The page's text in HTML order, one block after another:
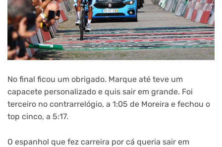
No final ficou um obrigado. Marque até teve um
capacete personalizado e quis sair em grande. Foi
terceiro no contrarrelógio, a 1:05 de Moreira e fechou o
top cinco, a 5:17.
O espanhol que fez carreira por cá queria sair em